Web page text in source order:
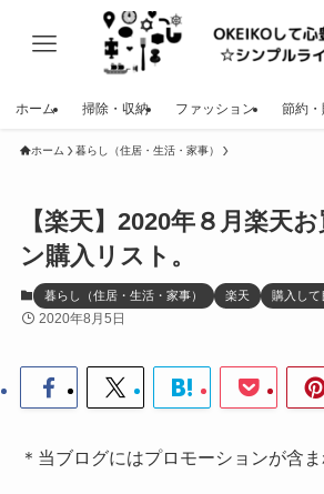
ホーム 掃除・収納 ファッション 節約
ホーム 暮らし（住居・生活・家事）
【楽天】2020年８月楽天
ン購入リスト。
暮らし（住居・生活・家事） 楽天 購入して
2020年8月5日
＊当ブログにはプロモーションが含